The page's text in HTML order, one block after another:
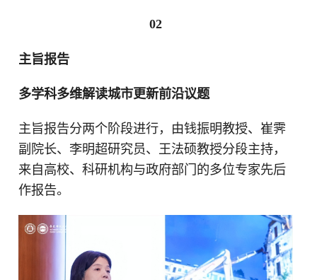
02
主旨报告
多学科多维解读城市更新前沿议题
主旨报告分两个阶段进行，由钱振明教授、崔霁
副院长、李明超研究员、王法硕教授分段主持，
来自高校、科研机构与政府部门的多位专家先后
作报告。